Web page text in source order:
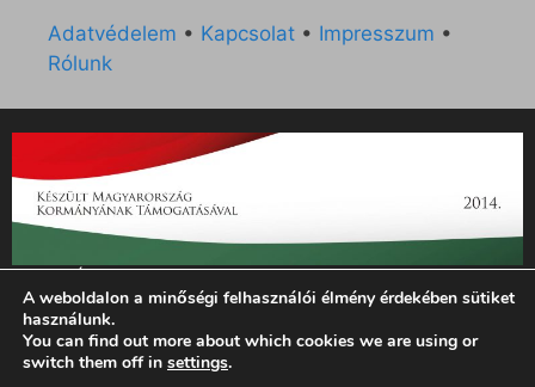
Adatvédelem • Kapcsolat • Impresszum •
Rólunk
„Az Új Ember katolikus hetilap 2014. évi működésének
támogatását az EGYH-KCP-14-P-0121 sz. támogatási
szerződés keretében 3 000 000 Ft összegben támogatta az
Emberi Erőforrások Minisztériuma.”
A weboldalon a minőségi felhasználói élmény érdekében sütiket
használunk.
You can find out more about which cookies we are using or
switch them off in settings.